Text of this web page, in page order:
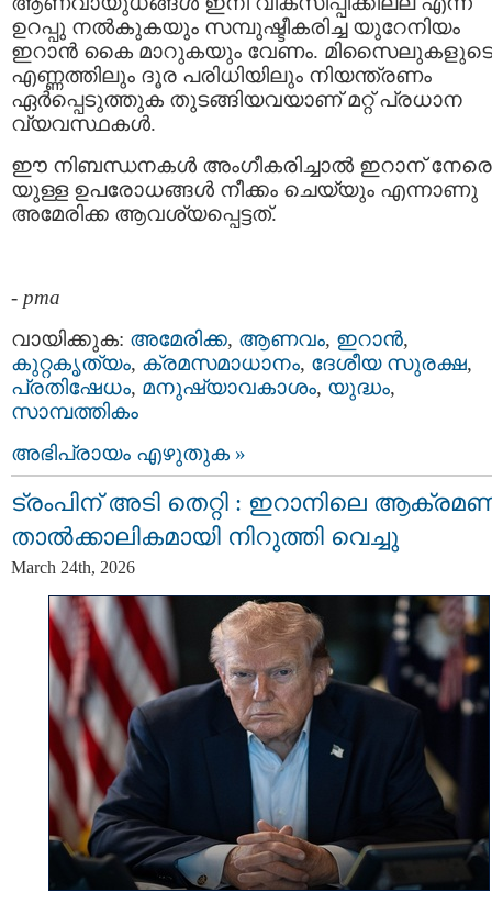
ഉറപ്പു നൽകുകയും സമ്പുഷ്ടീകരിച്ച യുറേനിയം
ഇറാൻ കൈ മാറുകയും വേണം. മിസൈലുകളുടെ
എണ്ണത്തിലും ദൂര പരിധിയിലും നിയന്ത്രണം
ഏർപ്പെടുത്തുക തുടങ്ങിയവയാണ് മറ്റ് പ്രധാന
വ്യവസ്ഥകൾ.
ഈ നിബന്ധനകൾ അംഗീകരിച്ചാൽ ഇറാന് നേരെ
യുള്ള ഉപരോധങ്ങൾ നീക്കം ചെയ്യും എന്നാണു
അമേരിക്ക ആവശ്യപ്പെട്ടത്.
- pma
വായിക്കുക: അമേരിക്ക, ആണവം, ഇറാന്‍,
കുറ്റകൃത്യം, ക്രമസമാധാനം, ദേശീയ സുരക്ഷ,
പ്രതിഷേധം, മനുഷ്യാവകാശം, യുദ്ധം,
സാമ്പത്തികം
അഭിപ്രായം എഴുതുക »
ട്രംപിന് അടി തെറ്റി : ഇറാനിലെ
താൽക്കാലികമായി നിറുത്തി വെച്ചു
March 24th, 2026